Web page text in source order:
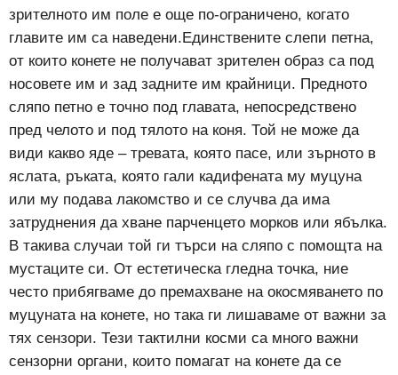
зрителното им поле е още по-ограничено, когато
главите им са наведени.Единствените слепи петна,
от които конете не получават зрителен образ са под
носовете им и зад задните им крайници. Предното
сляпо петно ​​е точно под главата, непосредствено
пред челото и под тялото на коня. Той не може да
види какво яде – тревата, която пасе, или зърното в
яслата, ръката, която гали кадифената му муцуна
или му подава лакомство и се случва да има
затруднения да хване парченцето морков или ябълка.
В такива случаи той ги търси на сляпо с помощта на
мустаците си. От естетическа гледна точка, ние
често прибягваме до премахване на окосмяването по
муцуната на конете, но така ги лишаваме от важни за
тях сензори. Тези тактилни косми са много важни
сензорни органи, които помагат на конете да се